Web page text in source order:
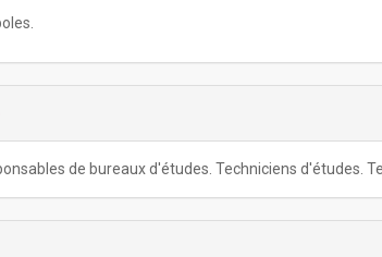
de bureaux d'études. Techniciens d'études.